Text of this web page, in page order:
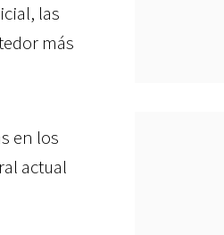
las
más
en los
actual